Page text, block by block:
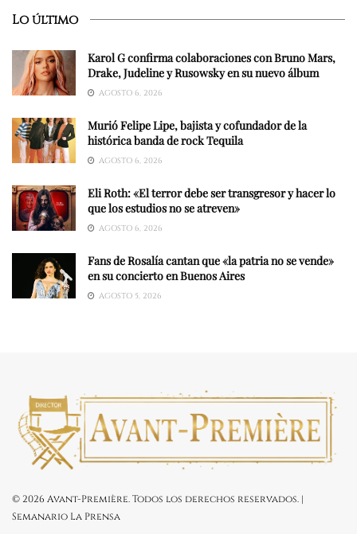
Lo último
Karol G confirma colaboraciones con Bruno Mars,
Drake, Judeline y Rusowsky en su nuevo álbum
AGOSTO 6, 2026
Murió Felipe Lipe, bajista y cofundador de la
histórica banda de rock Tequila
AGOSTO 6, 2026
Eli Roth: «El terror debe ser transgresor y hacer lo
que los estudios no se atreven»
AGOSTO 6, 2026
Fans de Rosalía cantan que «la patria no se vende»
en su concierto en Buenos Aires
AGOSTO 5, 2026
© 2026 Avant-Première. Todos los derechos reservados. |
Semanario La Prensa